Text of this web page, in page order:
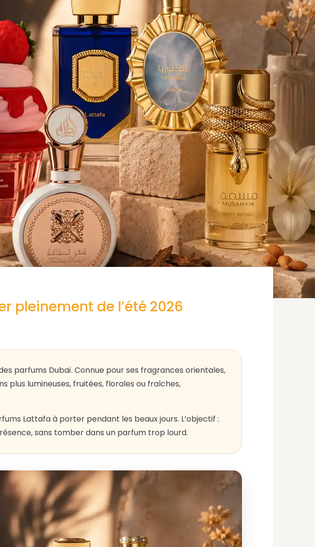
pleinement de l’été 2026
parfums Dubaï. Connue pour ses fragrances orientales,
plus lumineuses, fruitées, florales ou fraîches,
Lattafa à porter pendant les beaux jours. L’objectif :
sans tomber dans un parfum trop lourd.